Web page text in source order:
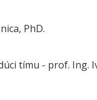
PhD.
tímu - prof. Ing.